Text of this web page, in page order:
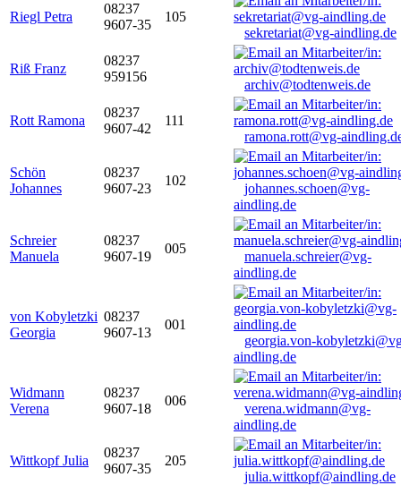
Riegl Petra
08237
9607-35
105
sekretariat@vg-aindling.de
Riß Franz
08237
959156
archiv@todtenweis.de
Rott Ramona
08237
9607-42
111
ramona.rott@vg-
Schön
Johannes
08237
9607-23
102
johannes.schoen@vg-
aindling.de
Schreier
Manuela
08237
9607-19
005
manuela.schreier@vg-
aindling.de
von Kobyletzki
Georgia
08237
9607-13
001
georgia.von-
aindling.de
Widmann
Verena
08237
9607-18
006
verena.widmann@vg-
aindling.de
Wittkopf Julia
08237
9607-35
205
julia.wittkopf@aindling.de